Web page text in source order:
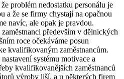
problém nedostatku personálu je
a že se firmy chystají na opačnou
navíc, ale opak je pravdou.
především v dělnických
roce očekáváme posun
kvalifikovaným zaměstnancům.
systému motivace a
kvalifikovanějších zaměstnanců
výroby liší, a u některých firem